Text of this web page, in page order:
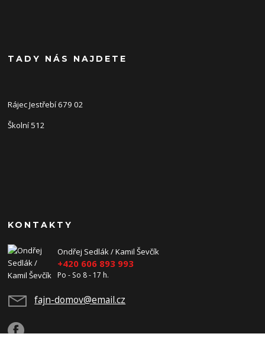
TADY NÁS NAJDETE
Rájec Jestřebí 679 02
Školní 512
KONTAKTY
Ondřej Sedlák / Kamil Ševčík
+420 606 893 993
Po - So 8 - 17 h.
fajn-domov@email.cz